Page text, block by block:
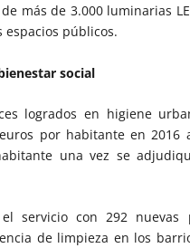
más de 3.000 luminarias
espacios públicos.
social
logrados en higiene
por habitante en 2016
una vez se
servicio con 292 nuevas
de limpieza en los